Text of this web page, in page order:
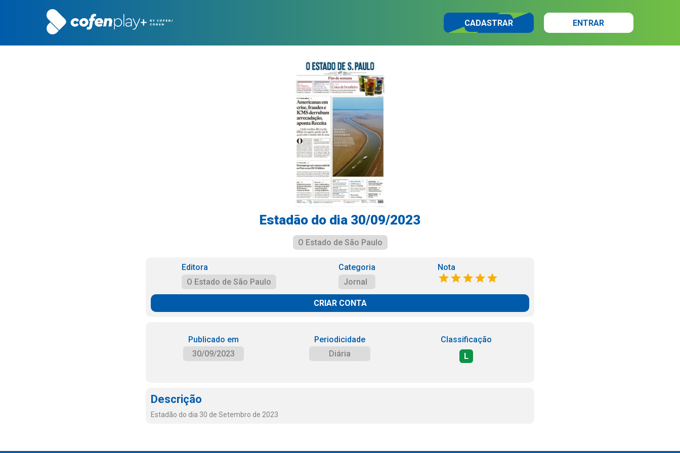
CADASTRAR ENTRAR
Estadão do dia 30/09/2023
O Estado de São Paulo
Editora
O Estado de São Paulo
Categoria
Jornal
Nota
CRIAR CONTA
Publicado em
30/09/2023
Periodicidade
Diária
Classificação
L
Descrição
Estadão do dia 30 de Setembro de 2023